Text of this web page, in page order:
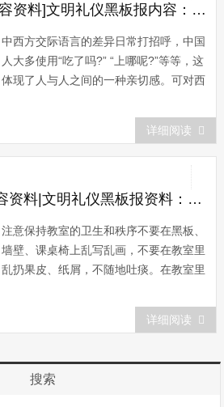
[文明礼仪黑板报内容资料]文明礼仪黑板报内容：中西方交际语言的差异
中西方交际语言的差异日常打招呼，中国
人大多使用“吃了吗?” “上哪呢?”等等，这
体现了人与人之间的一种亲切感。可对西
到突然、尴尬，甚至不快，因为西方人会
把这种问话理解成为一种“盘问”，感到...
详细阅读
文明礼仪黑板报内容资料|文明礼仪黑板报资料：教室的卫生和秩序
注意保持教室的卫生和秩序不要在黑板、
墙壁、课桌椅上乱写乱画，不要在教室里
乱扔果皮、纸屑，不随地吐痰。在教室里
习环境。课间不要追逐打闹，以免影响同
学的学习和身心健康。课间休息时，在楼
拐。第五节在大学里学习，同学朝夕相
处，是亲密的...
详细阅读
搜索